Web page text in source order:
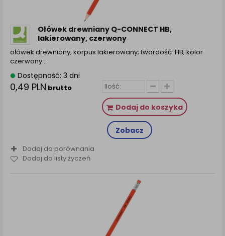
Ołówek drewniany Q-CONNECT HB,
lakierowany, czerwony
ołówek drewniany; korpus lakierowany; twardość: HB; kolor
czerwony...
Dostępność: 3 dni
0,49 PLN brutto
Dodaj do koszyka
Zobacz
Dodaj do porównania
Dodaj do listy życzeń